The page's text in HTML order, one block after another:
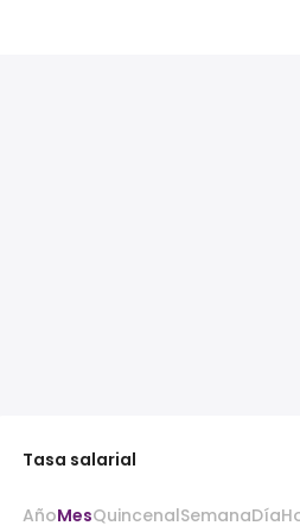
Tasa salarial
AñoMesQuincenalSemanaDía